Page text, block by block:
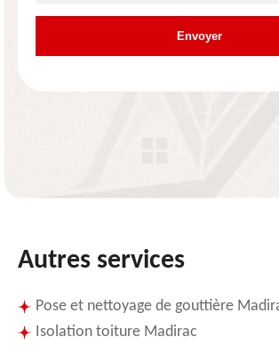
Autres services
Pose et nettoyage de gouttière
Isolation toiture Madirac